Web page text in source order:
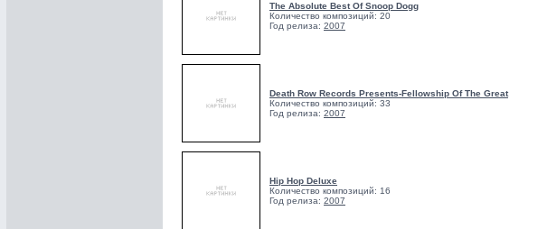
The Absolute Best Of Snoop Dogg
Количество композиций: 20
Год релиза: 2007
Death Row Records Presents-Fellowship Of The Great
Количество композиций: 33
Год релиза: 2007
Hip Hop Deluxe
Количество композиций: 16
Год релиза: 2007